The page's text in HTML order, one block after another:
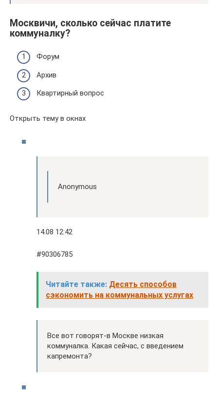
Москвичи, сколько сейчас платите
коммуналку?
Форум
Архив
Квартирный вопрос
Открыть тему в окнах
Anonymous
14.08 12:42
#90306785
Читайте также: Десять способов
сэкономить на коммунальных услугах
Все вот говорят-в Москве низкая
коммуналка. Какая сейчас, с введением
капремонта?